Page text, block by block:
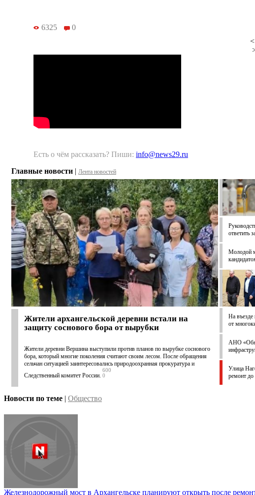
6325 0
<
Есть о чём рассказать? Пиши: info@news29.ru
Главные новости | Лента новостей
Жители архангельской деревни встали на
защиту соснового бора от вырубки
Жители деревни Вершина выступили против планов по вырубке соснового
бора, который многие поколения считают своим лесом. После обращения
сельчан ситуацией заинтересовались природоохранная прокуратура и
Следственный комитет России.
600
0
ответить
Молодой
На въезде
от
АНО
Улица
ремонт до
Новости по теме | Общество
Железнодорожный мост в Архангельске планируют открыть после